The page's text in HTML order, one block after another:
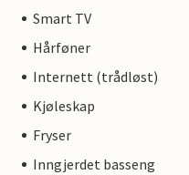
Smart TV
Hårføner
Internett (trådløst)
Kjøleskap
Fryser
Inngjerdet basseng